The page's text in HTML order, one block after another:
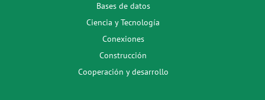
Bases de datos
Ciencia y Tecnología
Conexiones
Construcción
Cooperación y desarrollo